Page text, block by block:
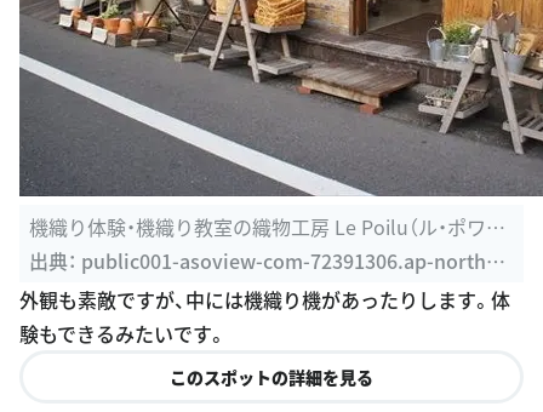
機織り体験・機織り教室の織物工房 Le Poilu（ル・ポワ
ル）|日本最大の ...
出典： public001-asoview-com-72391306.ap-northea
st-1.elb.amazonaws.com/company/3000001011
外観も素敵ですが、中には機織り機があったりします。体
験もできるみたいです。
このスポットの詳細を見る